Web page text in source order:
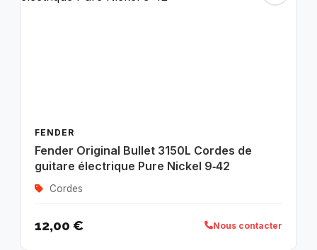
FENDER
Fender Original Bullet 3150L Cordes de
guitare électrique Pure Nickel 9‑42
Cordes
12,00 € Nous contacter